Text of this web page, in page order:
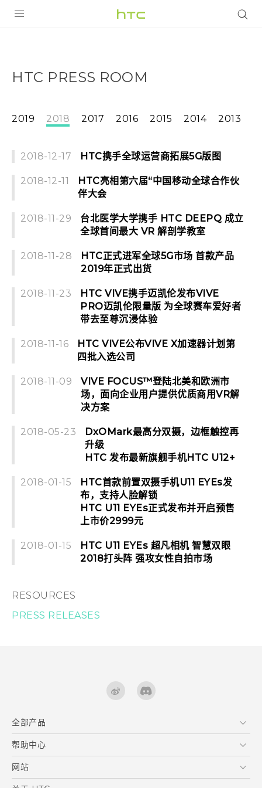
支持帮助
HTC PRESS ROOM
2019 2018 2017 2016 2015 2014 2013
2018-12-17 HTC携手全球运营商拓展5G版图
2018-12-11
HTC亮相第六届“中国移动全球合作伙
伴大会
2018-11-29
台北医学大学携手 HTC DEEPQ 成立
全球首间最大 VR 解剖学教室
2018-11-28
HTC正式进军全球5G市场 首款产品
2019年正式出货
2018-11-23
HTC VIVE携手迈凯伦发布VIVE
PRO迈凯伦限量版 为全球赛车爱好者
带去至尊沉浸体验
2018-11-16
HTC VIVE公布VIVE X加速器计划第
四批入选公司
2018-11-09
VIVE FOCUS™登陆北美和欧洲市
场，面向企业用户提供优质商用VR解
决方案
2018-05-23
DxOMark最高分双摄，边框触控再
升级
HTC 发布最新旗舰手机HTC U12+
2018-01-15
HTC首款前置双摄手机U11 EYEs发
布，支持人脸解锁
HTC U11 EYEs正式发布并开启预售
上市价2999元
2018-01-15
HTC U11 EYEs 超凡相机 智慧双眼
2018打头阵 强攻女性自拍市场
RESOURCES
PRESS RELEASES
全部产品
区块链智能手机
VIVE
帮助中心
在线客服
支援与服务
网站